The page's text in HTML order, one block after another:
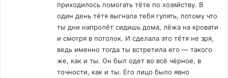
приходилось помогать тёте по хозяйству. В
один день тётя выгнала тебя гулять, потому что
ты дни напролёт сидишь дома, лёжа на кровати
и смотря в потолок. И сделала это тётя не зря,
ведь именно тогда ты встретила его — такого
же, как и ты. Он был одет во всё чёрное, в
точности, как и ты. Его лицо было явно